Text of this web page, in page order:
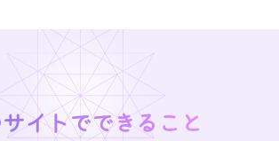
イトでできること